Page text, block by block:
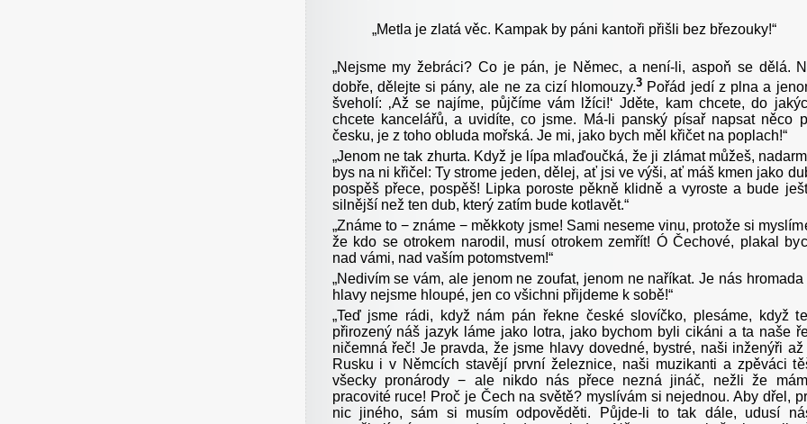
„Metla je zlatá věc. Kampak by páni kantoři přišli bez březouky!“
„Nejsme my žebráci? Co je pán, je Němec, a není-li, aspoň se dělá.
dobře, dělejte si pány, ale ne za cizí hlomouzy.3 Pořád jedí z plna a
šveholí: ‚Až se najíme, půjčíme vám lžíci!‘ Jděte, kam chcete, do
chcete kancelářů, a uvidíte, co jsme. Má-li panský písař napsat něco
česku, je z toho obluda mořská. Je mi, jako bych měl křičet na poplach!“
„Jenom ne tak zhurta. Když je lípa mlaďoučká, že ji zlámat můžeš,
bys na ni křičel: Ty strome jeden, dělej, ať jsi ve výši, ať máš kmen jako
pospěš přece, pospěš! Lipka poroste pěkně klidně a vyroste a bude
silnější než ten dub, který zatím bude kotlavět.“
„Známe to − známe − měkkoty jsme! Sami neseme vinu, protože si
že kdo se otrokem narodil, musí otrokem zemřít! Ó Čechové, plakal
nad vámi, nad vaším potomstvem!“
„Nedivím se vám, ale jenom ne zoufat, jenom ne naříkat. Je nás hromada
hlavy nejsme hloupé, jen co všichni přijdeme k sobě!“
„Teď jsme rádi, když nám pán řekne české slovíčko, plesáme, když
přirozený náš jazyk láme jako lotra, jako bychom byli cikáni a ta naše
ničemná řeč! Je pravda, že jsme hlavy dovedné, bystré, naši inženýři až
Rusku i v Němcích stavějí první železnice, naši muzikanti a zpěváci
všecky pronárody − ale nikdo nás přece nezná jináč, nežli že
pracovité ruce! Proč je Čech na světě? myslívám si nejednou. Aby dřel,
nic jiného, sám si musím odpověděti. Půjde-li to tak dále, udusí